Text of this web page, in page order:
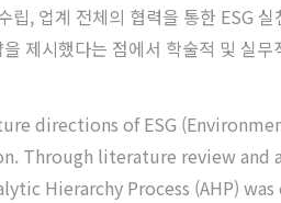
, 업계 전체의 협력을 통한 ESG
제시했다는 점에서 학술적 및 실무
directions of ESG
Through literature review
Hierarchy Process (AHP)